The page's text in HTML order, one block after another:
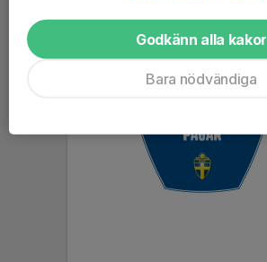
Godkänn alla kakor
Bara nödvändiga